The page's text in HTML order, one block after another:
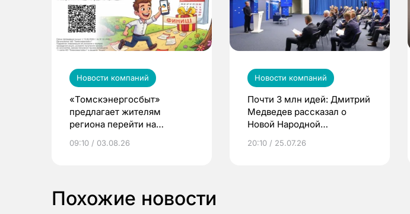
Новости компаний
«Томскэнергосбыт»
предлагает жителям
региона перейти на
выиграть призы
09:10 / 03.08.26
Новости компаний
Почти 3 млн идей: Дмитрий
Медведев рассказал о
Новой Народной
20:10 / 25.07.26
Похожие новости